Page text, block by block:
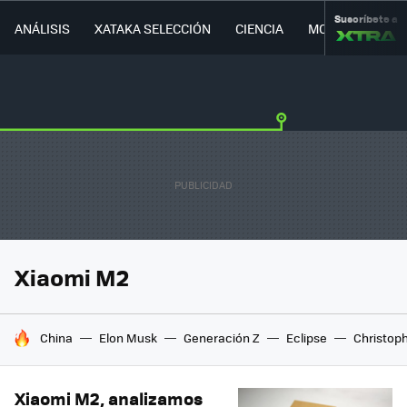
ANÁLISIS XATAKA SELECCIÓN CIENCIA MOVILIDAD
Suscríbete a
Xiaomi M2
HOY SE HABLA DE
China Elon Musk Generación Z Eclipse
Xiaomi M2, analizamos